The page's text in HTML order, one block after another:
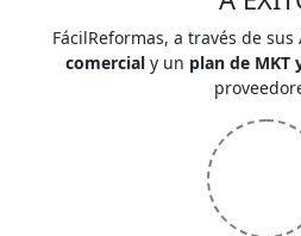
FácilReformas, a través de sus
comercialy un plan de MKT